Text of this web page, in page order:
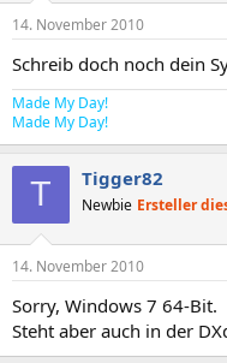
14. November 2010
Schreib doch noch dein
Made My Day!
Made My Day!
T Tigger82
Newbie Ersteller
14. November 2010
Sorry, Windows 7 64-Bit.
Steht aber auch in der